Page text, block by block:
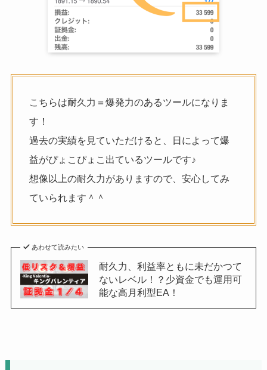
こちらは耐久力＝爆発力のあるツールになりま
す！
過去の実績を見ていただけると、日によって爆
益がぴょこぴょこ出ているツールです♪
想像以上の耐久力がありますので、安心してみ
ていられます＾＾
あわせて読みたい
耐久力、利益率ともに未だかつて
ないレベル！？少資金でも運用可
能な高月利型EA！